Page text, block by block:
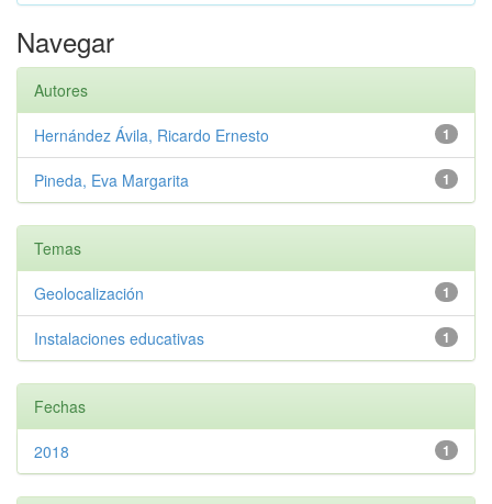
Navegar
Autores
1
Hernández Ávila, Ricardo Ernesto
1
Pineda, Eva Margarita
Temas
1
Geolocalización
1
Instalaciones educativas
Fechas
1
2018